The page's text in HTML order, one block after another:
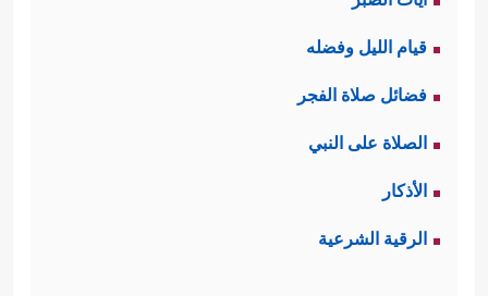
قيام الليل وفضله
فضائل صلاة الفجر
الصلاة على النبي
الأذكار
الرقية الشرعية